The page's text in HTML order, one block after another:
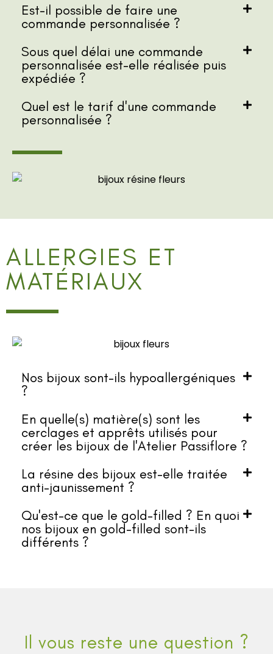
Est-il possible de faire une
commande personnalisée ?
Sous quel délai une commande
personnalisée est-elle réalisée puis
expédiée ?
Quel est le tarif d'une commande
personnalisée ?
ALLERGIES ET
MATÉRIAUX
Nos bijoux sont-ils hypoallergéniques
?
En quelle(s) matière(s) sont les
cerclages et apprêts utilisés pour
créer les bijoux de l'Atelier Passiflore ?
La résine des bijoux est-elle traitée
anti-jaunissement ?
Qu'est-ce que le gold-filled ? En quoi
nos bijoux en gold-filled sont-ils
différents ?
Il vous reste une question ?